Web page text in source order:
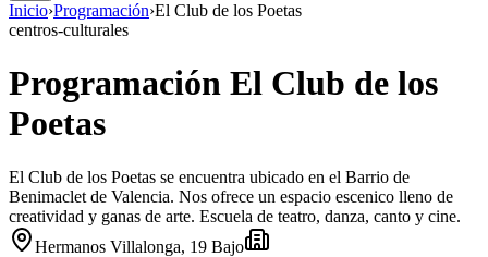
Inicio›Programación›El Club de los Poetas
centros-culturales
Programación El Club de los
Poetas
El Club de los Poetas se encuentra ubicado en el Barrio de
Benimaclet de Valencia. Nos ofrece un espacio escenico lleno de
creatividad y ganas de arte. Escuela de teatro, danza, canto y cine.
Hermanos Villalonga, 19 Bajo